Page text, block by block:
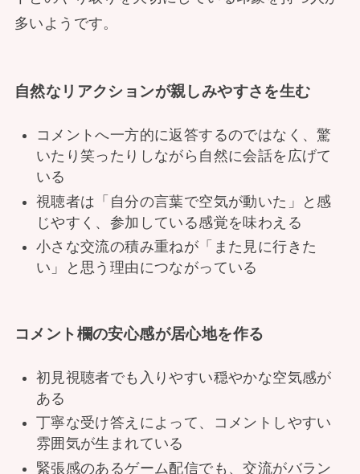
多いようです。
自然なリアクションが親しみやすさを生む
コメントへ一方的に返答するのではなく、驚
いたり笑ったりしながら自然に会話を広げて
いる
視聴者は「自分の言葉で空気が動いた」と感
じやすく、参加している感覚を味わえる
小さな交流の積み重ねが「また見に行きた
い」と思う理由につながっている
コメント欄の安心感が居心地を作る
初見視聴者でも入りやすい穏やかな空気感が
ある
丁寧な受け答えによって、コメントしやすい
雰囲気が生まれている
緊張感のあるゲーム配信でも、交流がバラン